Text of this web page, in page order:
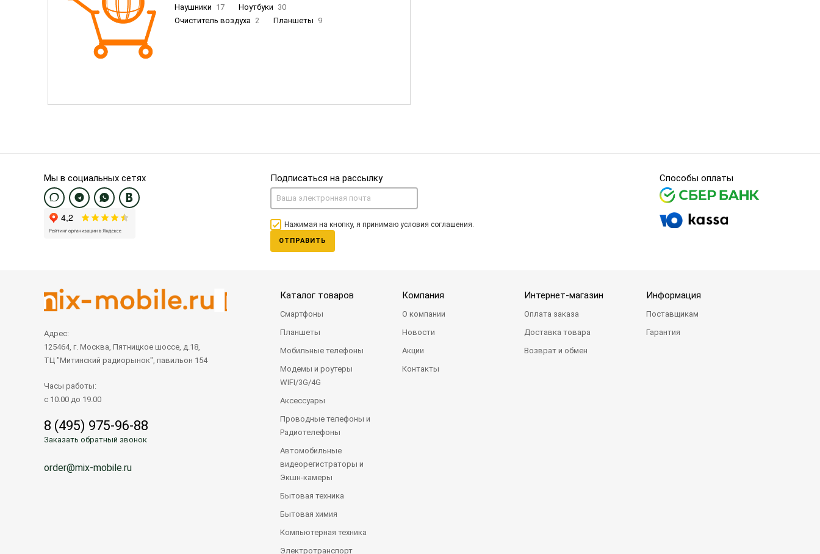
Наушники 17 Ноутбуки 30
Очиститель воздуха 2 Планшеты 9
Мы в социальных сетях Подписаться на рассылку
Нажимая на кнопку, я принимаю условия соглашения.
ОТПРАВИТЬ
Способы оплаты
Адрес:
125464, г. Москва, Пятницкое шоссе, д.18,
ТЦ "Митинский радиорынок", павильон 154
Часы работы:
с 10.00 до 19.00
8 (495) 975-96-88
Заказать обратный звонок
order@mix-mobile.ru
Каталог товаров
Смартфоны
Планшеты
Мобильные телефоны
Модемы и роутеры
WIFI/3G/4G
Аксессуары
Проводные телефоны и
Радиотелефоны
Автомобильные
видеорегистраторы и
Экшн-камеры
Бытовая техника
Бытовая химия
Компьютерная техника
Электротранспорт
Компания
О компании
Новости
Акции
Контакты
Интернет-магазин
Оплата заказа
Доставка товара
Возврат и обмен
Информация
Поставщикам
Гарантия